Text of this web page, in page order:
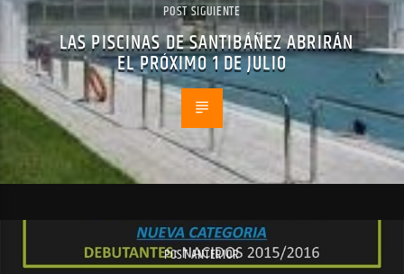
POST SIGUIENTE
LAS PISCINAS DE SANTIBÁÑEZ ABRIRÁN
EL PRÓXIMO 1 DE JULIO
POST ANTERIOR